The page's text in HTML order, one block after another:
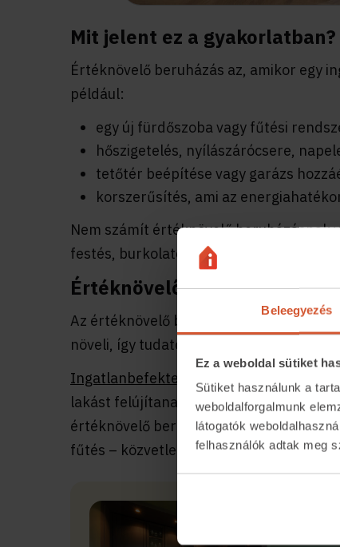
Beleegyezés
Ez a weboldal sütiket
Sütiket használunk a
weboldalforgalmunk
látogatók
felhasználók adtak meg
Mit jelent ez a gyakorlatban?
Értéknövelő beruházás az, amikor egy
például:
egy új fürdőszoba vagy fűtési
hőszigetelés, nyílászárócsere,
tetőtér beépítése vagy garázs
korszerűsítés, ami az
Nem számít értéknövelő beruházásnak
festés, burkolatcsere), mert ezek az
Értéknövelő beruházás
Az értéknövelő beruházás nemcsak az
növeli, így tudatosan alkalmazva
Ingatlanbefektetőkgyakran használják
lakást felújítanak, korszerűsítenek,
értéknövelő beruházások – például új
fűtés – közvetlenül hozzájárulnak a